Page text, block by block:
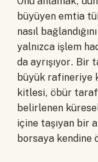
büyüyen emtia
nasıl
yalnızca işlem
da ayrışıyor. Bir
büyük rafineriye
kitlesi, öbür
belirlenen
içine taşıyan bir
borsaya kendine